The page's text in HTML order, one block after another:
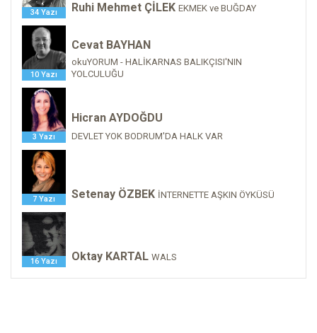
34 Yazı Ruhi Mehmet ÇİLEK EKMEK ve BUĞDAY
10 Yazı
Cevat BAYHAN
okuYORUM - HALİKARNAS BALIKÇISI'NIN
YOLCULUĞU
3 Yazı
Hicran AYDOĞDU
DEVLET YOK BODRUM'DA HALK VAR
7 Yazı Setenay ÖZBEK İNTERNETTE AŞKIN ÖYKÜSÜ
16 Yazı Oktay KARTAL WALS